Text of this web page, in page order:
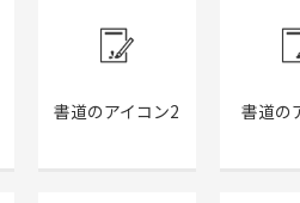
書道のアイコン2 書道の